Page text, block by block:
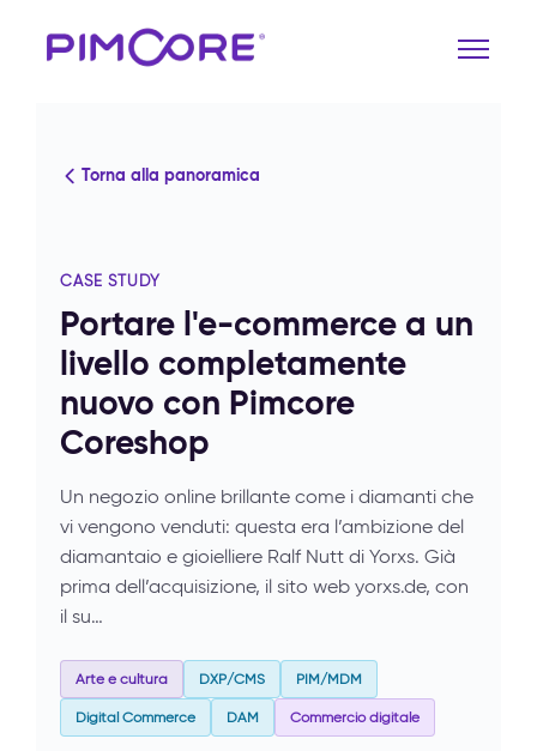
Torna alla panoramica
CASE STUDY
Portare l'e-commerce a un
livello completamente
nuovo con Pimcore
Coreshop
Un negozio online brillante come i diamanti che
vi vengono venduti: questa era l’ambizione del
diamantaio e gioielliere Ralf Nutt di Yorxs. Già
prima dell’acquisizione, il sito web yorxs.de, con
il su…
Arte e cultura DXP/CMS PIM/MDM
Digital Commerce DAM Commercio digitale